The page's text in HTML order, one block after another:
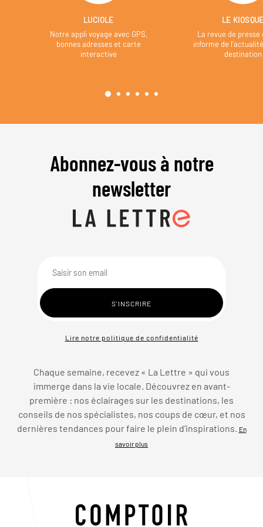
LUCIOLE
Notre appli voyage avec GPS,
bonnes adresses et carte
interactive
LE
La revue de presse
informe de
destination
Abonnez-vous à notre
newsletter
Lire notre politique de confidentialité
Chaque semaine, recevez « La Lettre » qui vous
immerge dans la vie locale. Découvrez en avant-
première : nos éclairages sur les destinations, les
conseils de nos spécialistes, nos coups de cœur, et nos
dernières tendances pour faire le plein d’inspirations.
En
savoir plus